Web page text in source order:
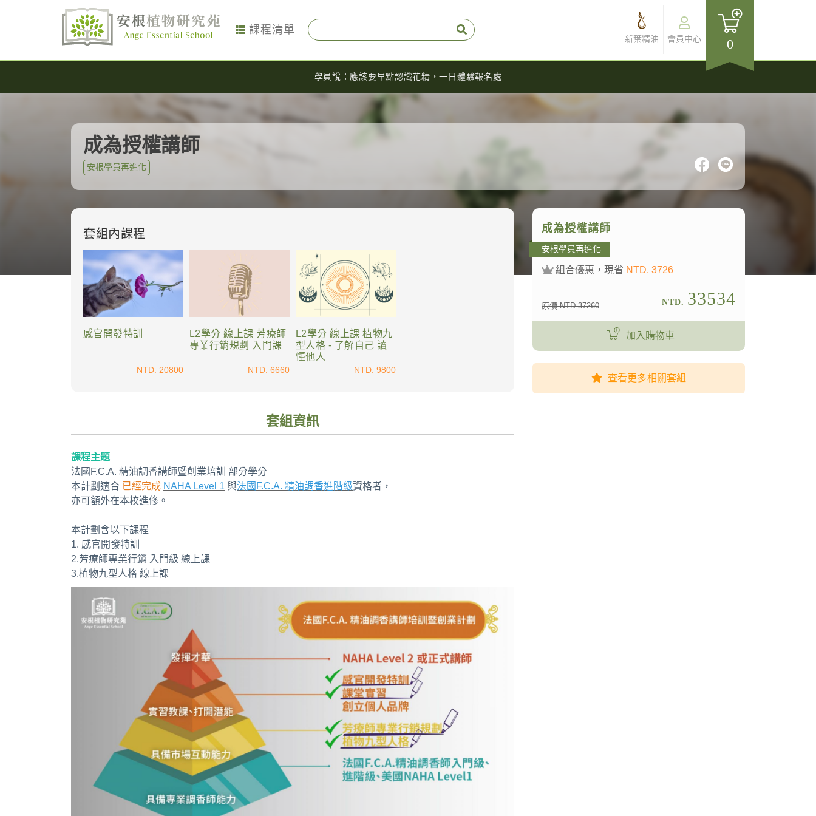
課程清單
新葉精油 會員中心 0
學員說：應該要早點認識花精，一日體驗報名處
成為授權講師
安根學員再進化
套組內課程
感官開發特訓
NTD. 20800
L2學分 線上課 芳療師
專業行銷規劃 入門課
NTD. 6660
L2學分 線上課 植物九
型人格 - 了解自己 讀
懂他人
NTD. 9800
套組資訊
課程主題
法國F.C.A. 精油調香講師暨創業培訓 部分學分
本計劃適合 已經完成 NAHA Level 1 與法國F.C.A. 精油調香進階級資格者 ，
亦可額外在本校進修。
本計劃含以下課程
1. 感官開發特訓
2.芳療師專業行銷 入門級 線上課
3.植物九型人格 線上課
成為授權講師
安根學員再進化
組合優惠，現省 NTD. 3726
原價 NTD.37260 NTD. 33534
加入購物車
查看更多相關套組